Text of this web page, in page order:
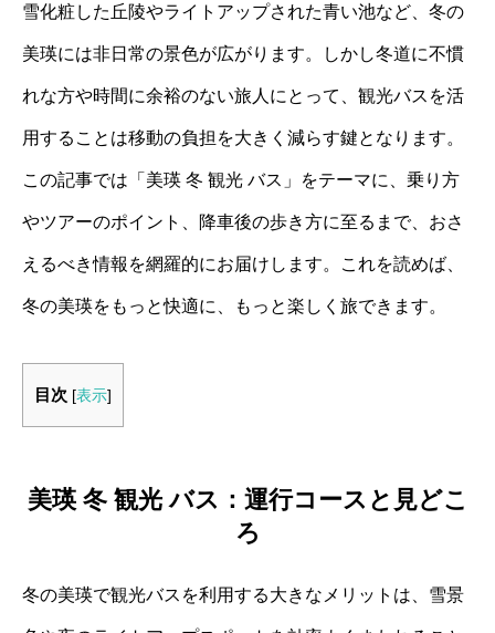
雪化粧した丘陵やライトアップされた青い池など、冬の
美瑛には非日常の景色が広がります。しかし冬道に不慣
れな方や時間に余裕のない旅人にとって、観光バスを活
用することは移動の負担を大きく減らす鍵となります。
この記事では「美瑛 冬 観光 バス」をテーマに、乗り方
やツアーのポイント、降車後の歩き方に至るまで、おさ
えるべき情報を網羅的にお届けします。これを読めば、
冬の美瑛をもっと快適に、もっと楽しく旅できます。
目次 [表示]
美瑛 冬 観光 バス：運行コースと見どこ
ろ
冬の美瑛で観光バスを利用する大きなメリットは、雪景